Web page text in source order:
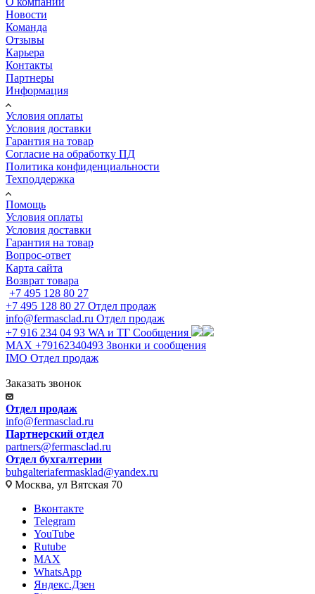
Новости
Команда
Отзывы
Карьера
Контакты
Партнеры
Информация
Условия оплаты
Условия доставки
Гарантия на товар
Согласие на обработку ПД
Политика конфиденциальности
Техподдержка
Помощь
Условия оплаты
Условия доставки
Гарантия на товар
Вопрос-ответ
Карта сайта
Возврат товара
+7 495 128 80 27
+7 495 128 80 27 Отдел продаж
info@fermasclad.ru Отдел продаж
+7 916 234 04 93 WA и ТГ Сообщения
MAX +79162340493 Звонки и сообщения
IMO Отдел продаж
Заказать звонок
info@fermasclad.ru
partners@fermasclad.ru
buhgalteriafermasklad@yandex.ru
Москва, ул Вятская 70
Вконтакте
Telegram
YouTube
Rutube
MAX
WhatsApp
Яндекс.Дзен